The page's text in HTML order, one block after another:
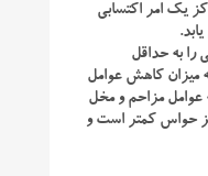
یک امر اکتسابی
به حداقل
میزان کاهش عوامل
مزاحم و مخل
حواس کمتر است و